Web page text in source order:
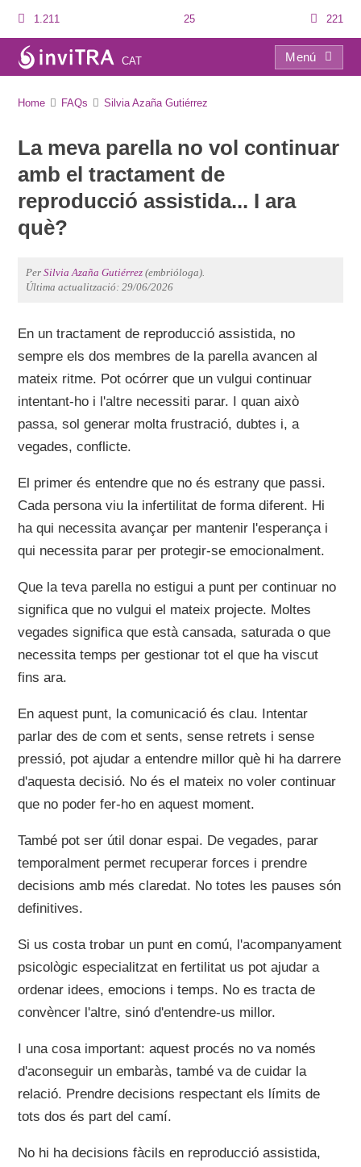
1.211 25 221
CAT
Menú
Home FAQs Silvia Azaña Gutiérrez
La meva parella no vol continuar
amb el tractament de
reproducció assistida... I ara
què?
PerSilvia Azaña Gutiérrez (embrióloga).
Última actualització: 29/06/2026
En un tractament de reproducció assistida, no
sempre els dos membres de la parella avancen al
mateix ritme. Pot ocórrer que un vulgui continuar
intentant-ho i l'altre necessiti parar. I quan això
passa, sol generar molta frustració, dubtes i, a
vegades, conflicte.
El primer és entendre que no és estrany que passi.
Cada persona viu la infertilitat de forma diferent. Hi
ha qui necessita avançar per mantenir l'esperança i
qui necessita parar per protegir-se emocionalment.
Que la teva parella no estigui a punt per continuar no
significa que no vulgui el mateix projecte. Moltes
vegades significa que està cansada, saturada o que
necessita temps per gestionar tot el que ha viscut
fins ara.
En aquest punt, la comunicació és clau. Intentar
parlar des de com et sents, sense retrets i sense
pressió, pot ajudar a entendre millor què hi ha darrere
d'aquesta decisió. No és el mateix no voler continuar
que no poder fer-ho en aquest moment.
També pot ser útil donar espai. De vegades, parar
temporalment permet recuperar forces i prendre
decisions amb més claredat. No totes les pauses són
definitives.
Si us costa trobar un punt en comú, l'acompanyament
psicològic especialitzat en fertilitat us pot ajudar a
ordenar idees, emocions i temps. No es tracta de
convèncer l'altre, sinó d'entendre-us millor.
I una cosa important: aquest procés no va només
d'aconseguir un embaràs, també va de cuidar la
relació. Prendre decisions respectant els límits de
tots dos és part del camí.
No hi ha decisions fàcils en reproducció assistida,